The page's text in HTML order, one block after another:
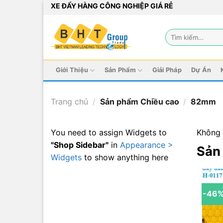
Bỏ
dung
XE ĐẨY HÀNG CÔNG NGHIỆP GIÁ RẺ
Tìm
kiếm:
Giới Thiệu Sản Phẩm Giải Pháp Dự Án
Trang chủ / Sản phẩm Chiều cao / 82mm
You need to assign Widgets to
"Shop Sidebar" in Appearance >
Widgets to show anything here
-